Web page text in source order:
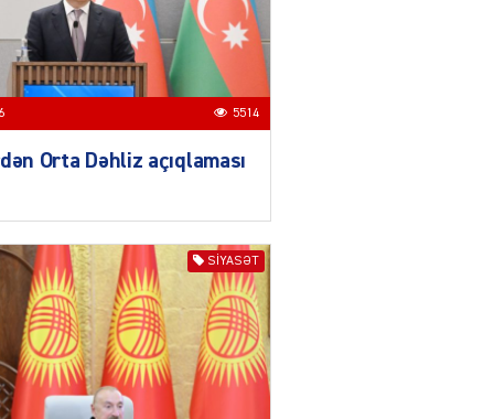
Azərbaycanda sürücüsüz
nəqliyyat dövrü başlayır –
BELƏ işləyəcək
04.08.2026
XİN rəhbərindən TRİPP
Müharibə Rusiyanın belini
bükür
04.08.2026 4013
5514
Orta Dəhliz açıqlaması
SIYASƏT